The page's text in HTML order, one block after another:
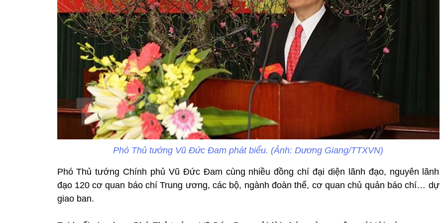
Phó Thủ tướng Vũ Đức Đam phát biểu. (Ảnh: Dương Giang/TTXVN)
Phó Thủ tướng Chính phủ Vũ Đức Đam cùng nhiều đồng chí đại diện lãnh đạo, nguyên lãnh
đạo 120 cơ quan báo chí Trung ương, các bộ, ngành đoàn thể, cơ quan chủ quản báo chí… dự
giao ban.